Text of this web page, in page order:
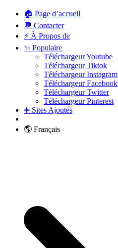
🏠 Page d’accueil
💬 Contacter
⚡ À Propos de
✨ Populaire
Téléchargeur Youtube
Téléchargeur Tiktok
Téléchargeur Instagram
Téléchargeur Facebook
Téléchargeur Twitter
Téléchargeur Pinterest
➕ Sites Ajoutés
🌎 Français